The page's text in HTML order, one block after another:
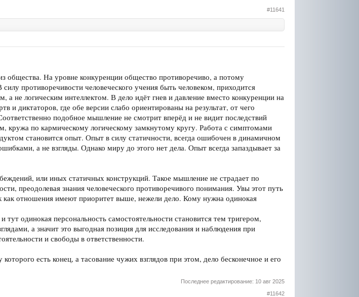
#11641
общества. На уровне конкуренции общество противоречиво, а потому
противоречивости человеческого учения быть человеком, приходится
не логическим интеллектом. В дело идёт гнев и давление вместо конкуренции на
и диктаторов, где обе версии слабо ориентированы на результат, от чего
подобное мышление не смотрит вперёд и не видит последствий
кружа по кармическому логическому замкнутому кругу. Работа с симптомами
становится опыт. Опыт в силу статичности, всегда ошибочен в динамичном
а не взгляды. Однако миру до этого нет дела. Опыт всегда запаздывает за
или иных статичных конструкций. Такое мышление не страдает по
преодолевая знания человеческого противоречивого понимания. Увы этот путь
как отношения имеют приоритет выше, нежели дело. Кому нужна одинокая
одинокая персональность самостоятельности становится тем тригером,
а значит это выгодная позиция для исследования и наблюдения при
и свободы в ответственности.
есть конец, а тасование чужих взглядов при этом, дело бесконечное и его
Последнее редактирование: 10 авг 2025
#11642